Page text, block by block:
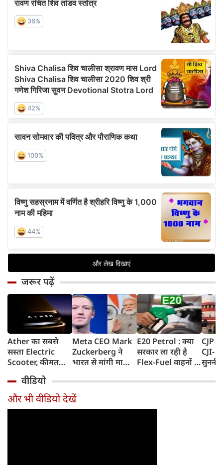
जरूर पढ़ें
Ather का सबसे
सस्ता Electric
Scooter, कीमत
हैरान, 120Km
Range के साथ
आएगा Konarc
Meta CEO Mark
Zuckerberg ने
भारत से मांगी माफी,
Facebook से हटाया
गया था PM Modi
का वीडियो
E20 Petrol : क्या
सरकार ला रही है
Flex-Fuel वाहनों के
सरकार ने दिया बड़ा
CJP
CJI-
सुननी
हो
वीडियो
और भी वीडियो देखें